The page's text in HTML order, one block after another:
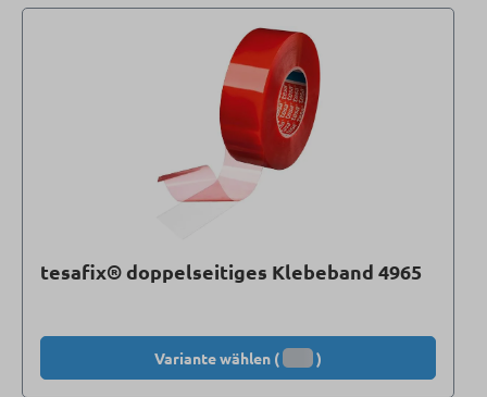
tesafix® doppelseitiges Klebeband 4965
Variante wählen ( )